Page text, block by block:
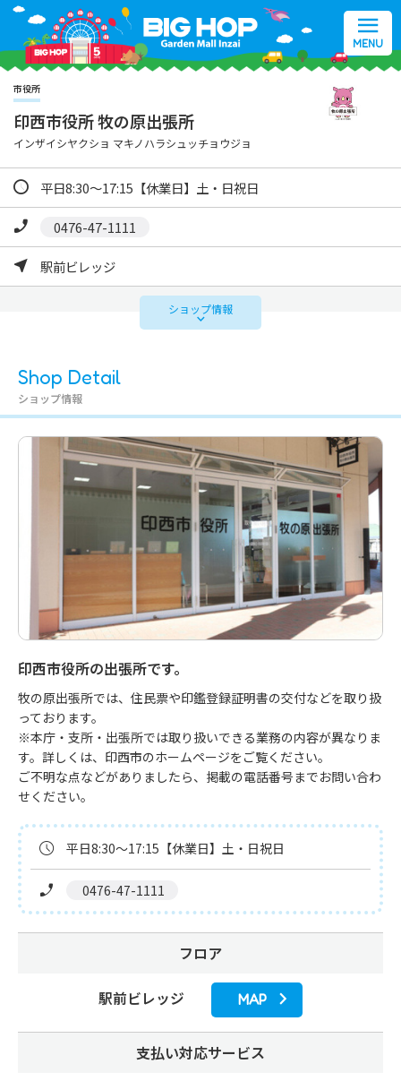
MENU
市役所
印西市役所 牧の原出張所
インザイシヤクショ マキノハラシュッチョウジョ
平日8:30～17:15【休業日】土・日祝日
0476-47-1111
駅前ビレッジ
ショップ情報
Shop Detail
ショップ情報
印西市役所の出張所です。
牧の原出張所では、住民票や印鑑登録証明書の交付などを取り扱
っております。
※本庁・支所・出張所では取り扱いできる業務の内容が異なりま
す。詳しくは、印西市のホームページをご覧ください。
ご不明な点などがありましたら、掲載の電話番号までお問い合わ
せください。
平日8:30～17:15【休業日】土・日祝日
0476-47-1111
フロア
駅前ビレッジ MAP
支払い対応サービス